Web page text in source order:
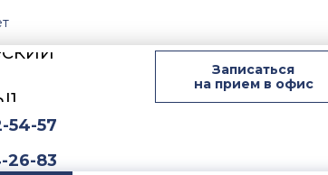
Записаться
на прием в офис
54-57
26-83